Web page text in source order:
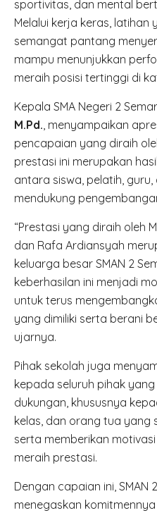
sportivitas, dan mental
Melalui kerja keras, latihan
semangat pantang
mampu menunjukkan
meraih posisi tertinggi di
Kepala SMA Negeri 2
M.Pd. , menyampaikan
pencapaian yang diraih
prestasi ini merupakan
antara siswa, pelatih,
mendukung
“Prestasi yang diraih oleh
dan Rafa Ardiansyah
keluarga besar SMAN 2
keberhasilan ini menjadi
untuk terus
yang dimiliki serta berani
ujarnya.
Pihak sekolah juga
kepada seluruh pihak
dukungan, khususnya
kelas, dan orang tua yang
serta memberikan
meraih prestasi.
Dengan capaian ini, SMAN
menegaskan